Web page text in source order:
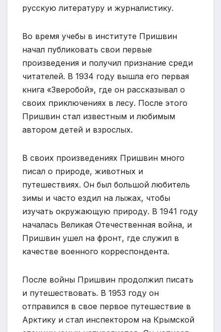
русскую литературу и журналистику.
Во время учебы в институте Пришвин
начал публиковать свои первые
произведения и получил признание среди
читателей. В 1934 году вышла его первая
книга «Зверобой», где он рассказывал о
своих приключениях в лесу. После этого
Пришвин стал известным и любимым
автором детей и взрослых.
В своих произведениях Пришвин много
писал о природе, животных и
путешествиях. Он был большой любитель
зимы и часто ездил на лыжах, чтобы
изучать окружающую природу. В 1941 году
началась Великая Отечественная война, и
Пришвин ушел на фронт, где служил в
качестве военного корреспондента.
После войны Пришвин продолжил писать
и путешествовать. В 1953 году он
отправился в свое первое путешествие в
Арктику и стал инспектором на Крымской